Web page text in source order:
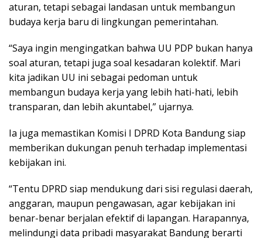
aturan, tetapi sebagai landasan untuk membangun
budaya kerja baru di lingkungan pemerintahan.
“Saya ingin mengingatkan bahwa UU PDP bukan hanya
soal aturan, tetapi juga soal kesadaran kolektif. Mari
kita jadikan UU ini sebagai pedoman untuk
membangun budaya kerja yang lebih hati-hati, lebih
transparan, dan lebih akuntabel,” ujarnya.
Ia juga memastikan Komisi I DPRD Kota Bandung siap
memberikan dukungan penuh terhadap implementasi
kebijakan ini.
“Tentu DPRD siap mendukung dari sisi regulasi daerah,
anggaran, maupun pengawasan, agar kebijakan ini
benar-benar berjalan efektif di lapangan. Harapannya,
melindungi data pribadi masyarakat Bandung berarti